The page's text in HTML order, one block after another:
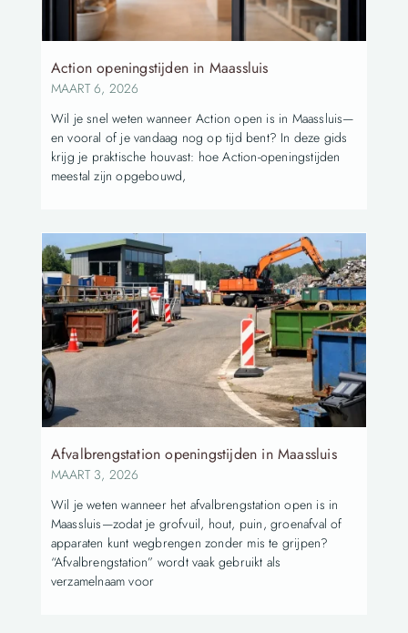
Action openingstijden in Maassluis
MAART 6, 2026
Wil je snel weten wanneer Action open is in Maassluis—
en vooral of je vandaag nog op tijd bent? In deze gids
krijg je praktische houvast: hoe Action-openingstijden
meestal zijn opgebouwd,
Afvalbrengstation openingstijden in Maassluis
MAART 3, 2026
Wil je weten wanneer het afvalbrengstation open is in
Maassluis—zodat je grofvuil, hout, puin, groenafval of
apparaten kunt wegbrengen zonder mis te grijpen?
“Afvalbrengstation” wordt vaak gebruikt als
verzamelnaam voor